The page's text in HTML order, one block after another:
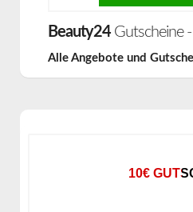
Beauty24Gutscheine -
Alle Angebote und
10€